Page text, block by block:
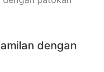
dengan